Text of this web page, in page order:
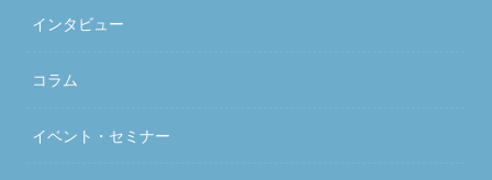
インタビュー
コラム
イベント・セミナー